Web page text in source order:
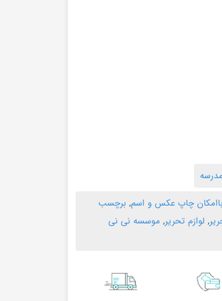
چاپ عکس و اسم, برچسب
, لوازم تحریر, موسسه نی نی